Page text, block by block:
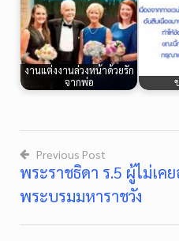
งานแต่งงานล่วงหน้าด้วยรัก
จากพ่อ
Post
navigation
Previous Post
พระราชธิดา ร.5 ผู้ไม่เค
พระบรมมหาราชวัง